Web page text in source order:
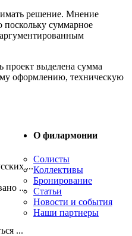
решение. Мнение
поскольку суммарное
проект выделена сумма
оформлению, техническую
...
...
...
О филармонии
Солисты
Коллективы
Бронирование
Статьи
Новости и события
Наши партнеры